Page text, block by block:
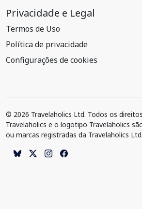
Privacidade e Legal
Termos de Uso
Política de privacidade
Configurações de cookies
© 2026 Travelaholics Ltd. Todos os
Travelaholics e o logotipo Travelaholics
ou marcas registradas da Travelaholics Ltd.